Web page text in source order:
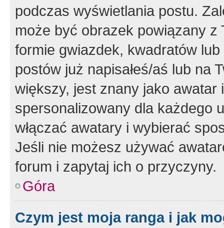
podczas wyświetlania postu.
może być obrazek powiązany z
formie gwiazdek, kwadratów
postów już napisałeś/aś lub na
większy, jest znany jako
spersonalizowany dla każdego
włączać awatary i wybierać
Jeśli nie możesz używać
forum i zapytaj ich o przyczyny.
Góra
Czym jest moja ranga i jak